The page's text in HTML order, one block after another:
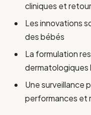
cliniques et
Les innovations
des bébés
La formulation
dermatologiques
Une surveillance
performances et